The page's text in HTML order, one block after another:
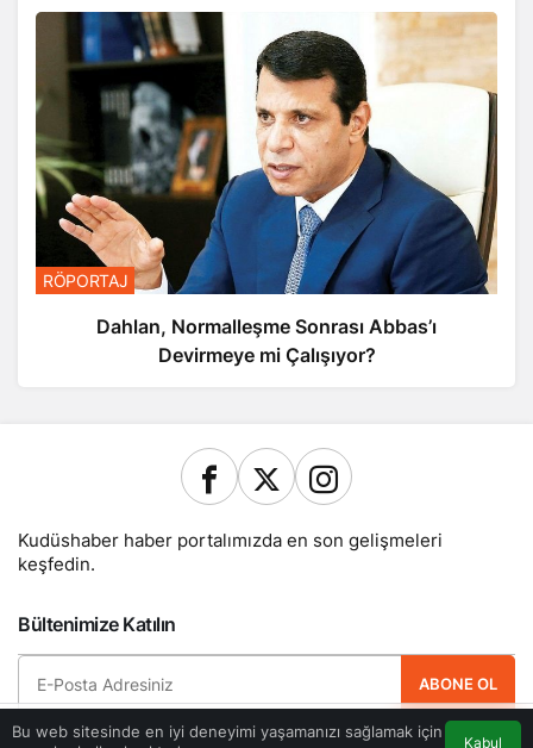
RÖPORTAJ
Dahlan, Normalleşme Sonrası Abbas’ı
Devirmeye mi Çalışıyor?
Bu web sitesinde en iyi deneyimi yaşamanızı sağlamak için
Kabul
Kudüshaber haber portalımızda en son gelişmeleri
keşfedin.
Bültenimize Katılın
ABONE OL
Hemen ücretsiz üye olun ve yeni güncellemelerden haberdar olan ilk kişi